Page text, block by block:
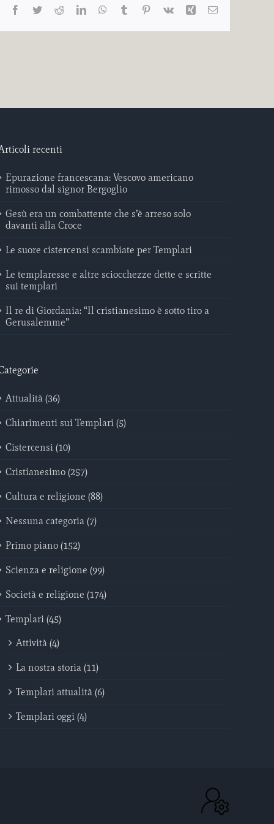
Facebook
TwitterRedditLinkedInWhatsApp
Tumblr Pinterest
Vk Xing Email
recenti
Epurazione francescana: Vescovo americano
rimosso dal signor Bergoglio
Gesù era un combattente che s’è arreso solo
davanti alla Croce
Le suore cistercensi scambiate per Templari
Le templaresse e altre sciocchezze dette e scritte
sui templari
Il re di Giordania: “Il cristianesimo è sotto tiro a
Gerusalemme”
Attualità (36)
Chiarimenti sui Templari (5)
Cistercensi (10)
Cristianesimo (257)
Cultura e religione (88)
Nessuna categoria (7)
Primo piano (152)
Scienza e religione (99)
Società e religione (174)
Templari (45)
Attività (4)
La nostra storia (11)
Templari attualità (6)
Templari oggi (4)